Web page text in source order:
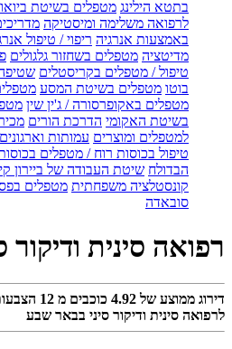
בתטא הילינג מטפלים בשיטת
לרפואה משלימה ומיסטיקה
באמצעות אנרגיה ריפוי / טיפול
מדיטציה מטפלים בשחזור גלגולים
טיפול / מטפלים בקריסטלים
בוטו מטפלים בשיטת המסע
מטפלים באקופרסורה / ג'ין שין
בשיטת האקומי הדרכת הורים
למטפלים ומוצרים עמותות וארגונים
טיפול בכוסות רוח / מטפלים
הבדולח שיטת העבודה של ביירון
קונסטלציה משפחתית מטפלים
סובאדה
רפואה סינית
דירוג ממוצע של 4.92 כוכבים מ 12
לרפואה סינית ודיקור סיני בבאר שבע